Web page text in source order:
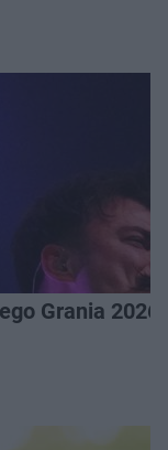
Grania 2026